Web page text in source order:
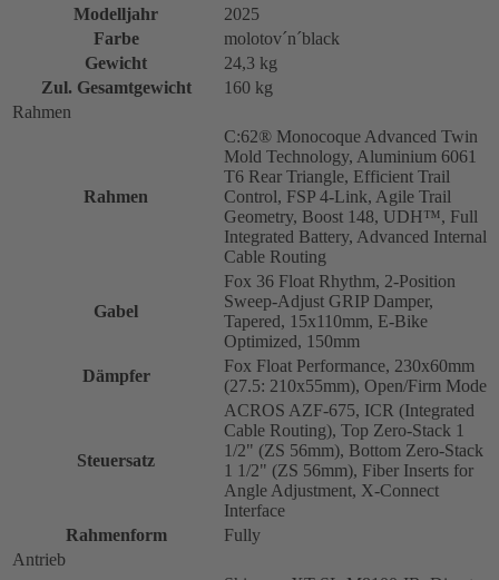
Modelljahr
2025
Farbe
molotov´n´black
Gewicht
24,3 kg
Zul. Gesamtgewicht
160 kg
Rahmen
Rahmen
C:62® Monocoque Advanced Twin
Mold Technology, Aluminium 6061
T6 Rear Triangle, Efficient Trail
Control, FSP 4-Link, Agile Trail
Geometry, Boost 148, UDH™, Full
Integrated Battery, Advanced Internal
Cable Routing
Gabel
Fox 36 Float Rhythm, 2-Position
Sweep-Adjust GRIP Damper,
Tapered, 15x110mm, E-Bike
Optimized, 150mm
Dämpfer
Fox Float Performance, 230x60mm
(27.5: 210x55mm), Open/Firm Mode
Steuersatz
ACROS AZF-675, ICR (Integrated
Cable Routing), Top Zero-Stack 1
1/2" (ZS 56mm), Bottom Zero-Stack
1 1/2" (ZS 56mm), Fiber Inserts for
Angle Adjustment, X-Connect
Interface
Rahmenform
Fully
Antrieb